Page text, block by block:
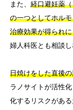
また、 経口避妊薬
の一つとしてホル
治療効果が得られ
婦人科医とも相談
日焼けをした直後
ラノサイトが活性
化するリスクがあ